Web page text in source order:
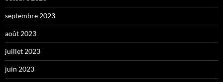
septembre 2023
août 2023
juillet 2023
juin 2023